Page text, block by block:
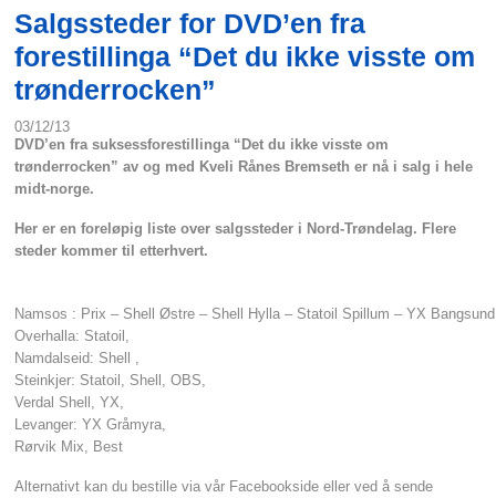
Bilder
Video
Kontakt oss
Salgssteder for DVD’en fra
forestillinga “Det du ikke visste om
trønderrocken”
03/12/13
DVD’en fra suksessforestillinga “Det du ikke visste om
trønderrocken” av og med Kveli Rånes Bremseth er nå i salg i hele
midt-norge.
Her er en foreløpig liste over salgssteder i Nord-Trøndelag. Flere
steder kommer til etterhvert.
Namsos : Prix – Shell Østre – Shell Hylla – Statoil Spillum – YX Bangsund
Overhalla: Statoil,
Namdalseid: Shell ,
Steinkjer: Statoil, Shell, OBS,
Verdal Shell, YX,
Levanger: YX Gråmyra,
Rørvik Mix, Best
Alternativt kan du bestille via vår Facebookside eller ved å sende